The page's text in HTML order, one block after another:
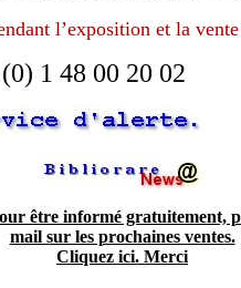
l’exposition et la vente
1 48 00 20 02
être informé gratuitement,
mail sur les prochaines ventes.
Cliquez ici. Merci